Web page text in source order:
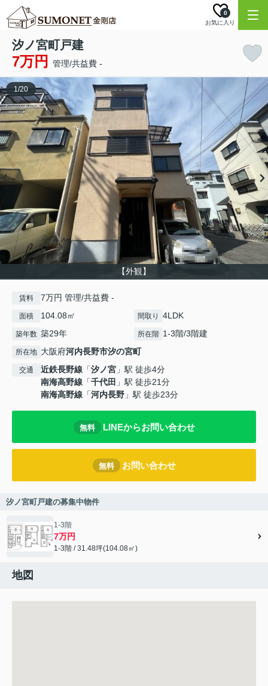
お気に入り
0
汐ノ宮町戸建
7万円 管理/共益費 -
【外観】
1/20
賃料 7万円 管理/共益費 -
面積 104.08㎡ 間取り 4LDK
築年数 築29年 所在階 1-3階/3階建
所在地 大阪府河内長野市汐の宮町
交通 近鉄長野線 「汐ノ宮 」駅 徒歩4分
南海高野線 「千代田 」駅 徒歩21分
南海高野線 「河内長野 」駅 徒歩23分
無料 LINEからお問い合わせ
無料 お問い合わせ
汐ノ宮町戸建の募集中物件
1-3階
7万円
1-3階 / 31.48坪(104.08㎡)
地図